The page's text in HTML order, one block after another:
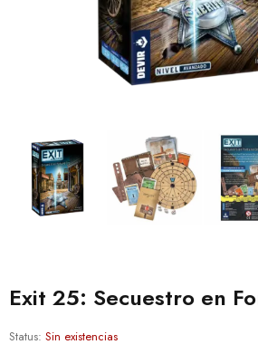
Exit 25: Secuestro en
Status: Sin existencias